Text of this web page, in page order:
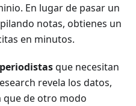
En lugar de pasar un
notas, obtienes un
en minutos.
que necesitan
revela los datos,
que de otro modo